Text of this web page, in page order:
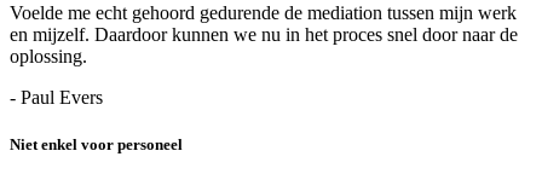
Voelde me echt gehoord gedurende de mediation tussen mijn werk
en mijzelf. Daardoor kunnen we nu in het proces snel door naar de
oplossing.
- Paul Evers
Niet enkel voor personeel